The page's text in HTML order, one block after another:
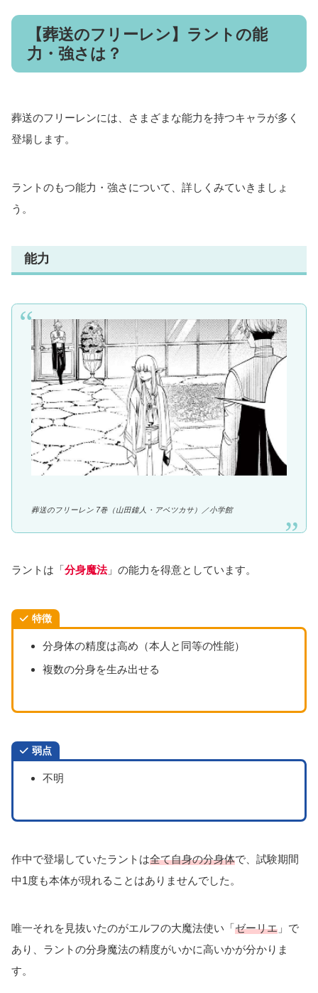
【葬送のフリーレン】ラントの能
力・強さは？
葬送のフリーレンには、さまざまな能力を持つキャラが多く
登場します。
ラントのもつ能力・強さについて、詳しくみていきましょ
う。
能力
葬送のフリーレン 7巻（山田鐘人・アベツカサ）／小学館
ラントは「分身魔法」の能力を得意としています。
特徴
分身体の精度は高め（本人と同等の性能）
複数の分身を生み出せる
弱点
不明
作中で登場していたラントは全て自身の分身体で、試験期間
中1度も本体が現れることはありませんでした。
唯一それを見抜いたのがエルフの大魔法使い「ゼーリエ 」で
あり、ラントの分身魔法の精度がいかに高いかが分かりま
す。